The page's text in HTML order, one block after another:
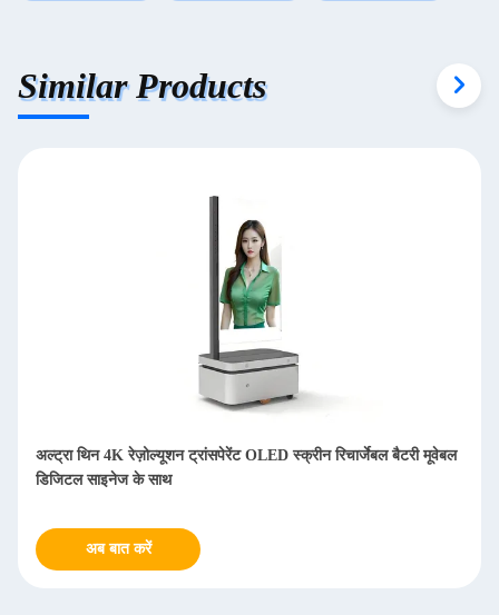
Similar Products
थिन 4K रेज़ोल्यूशन ट्रांसपेरेंट OLED स्क्रीन रिचार्जेबल बैटरी मूवेबल
साइनेज के साथ
अब बात करें
थिएटर